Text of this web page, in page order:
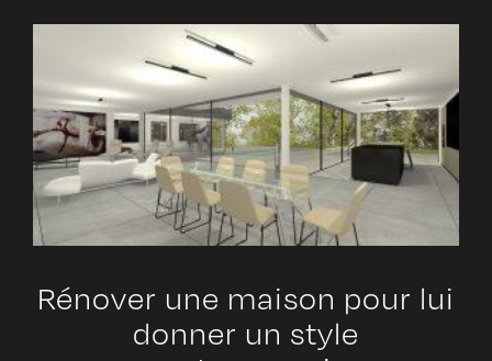
Rénover une maison pour lui
donner un style